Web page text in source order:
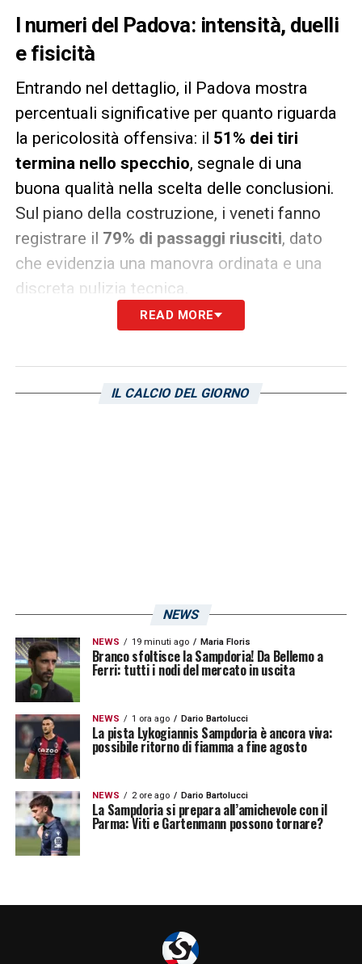
I numeri del Padova: intensità, duelli
e fisicità
Entrando nel dettaglio, il Padova mostra
percentuali significative per quanto riguarda
la pericolosità offensiva: il 51% dei tiri
termina nello specchio, segnale di una
buona qualità nella scelta delle conclusioni.
Sul piano della costruzione, i veneti fanno
registrare il 79% di passaggi riusciti, dato
che evidenzia una manovra ordinata e una
discreta pulizia tecnica.
A emergere con forza sono soprattutto i
, confermandosi squadra aggressiva e
l’impatto fisico e mantenere ordine nelle
giocate. La capacità dei blucerchiati di
gestire il ritmo e limitare i duelli a
centrocampo potrebbe rappresentare una
chiave fondamentale per indirizzare la sfida
dell’Euganeo.
LEGGI ANCHE: Mazzitelli Sampdoria, pista
calda per gennaio: idea concreta per il
centrocampo di Gregucci
READ MORE
IL CALCIO DEL GIORNO
NEWS
NEWS 19 minuti ago Maria Floris
Branco sfoltisce la Sampdoria! Da Bellemo a
Ferri: tutti i nodi del mercato in uscita
NEWS 1 ora ago Dario Bartolucci
La pista Lykogiannis Sampdoria è ancora viva:
possibile ritorno di fiamma a fine agosto
NEWS 2 ore ago Dario Bartolucci
La Sampdoria si prepara all’amichevole con il
Parma: Viti e Gartenmann possono tornare?